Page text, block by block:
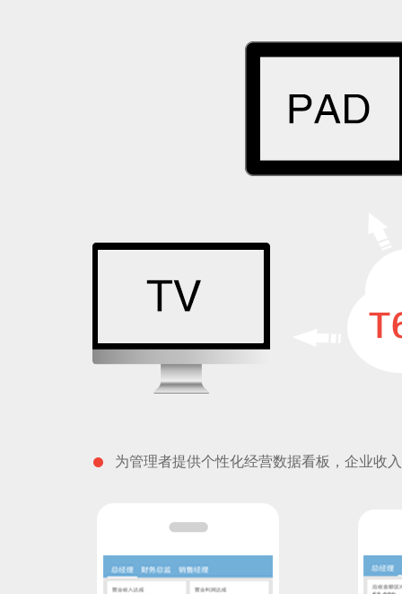
为管理者提供个性化经营数据看板，企业收